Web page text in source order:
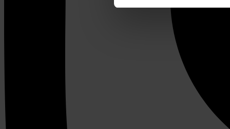
We gebruiken cookies om
websiteverkeer te
media, adverteren en
verstrekt of die ze hebben